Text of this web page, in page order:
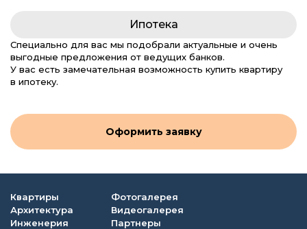
Ипотека
Специально для вас мы подобрали актуальные и очень
выгодные предложения от ведущих банков.
У вас есть замечательная возможность купить квартиру
в ипотеку.
Оформить заявку
Квартиры
Архитектура
Инженерия
Фотогалерея
Видеогалерея
Партнеры